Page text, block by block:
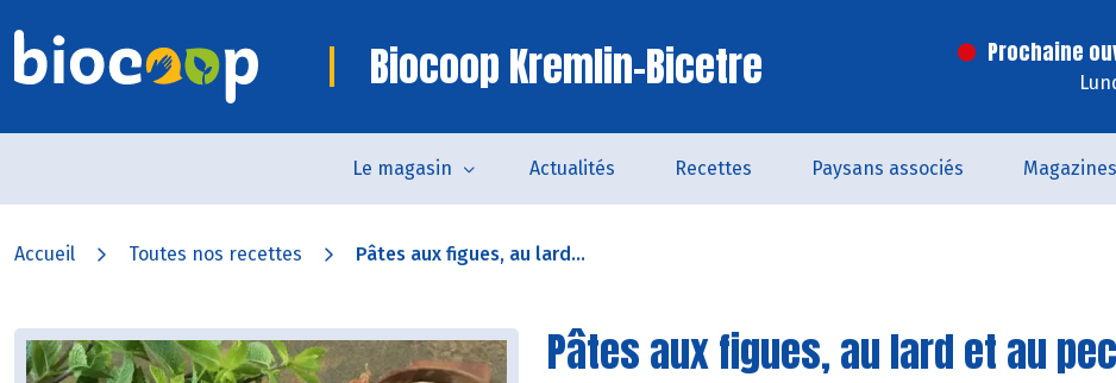
Biocoop Kremlin-Bicetre Prochaine
Le magasin Actualités Recettes Paysans associés Magazines
Accueil Toutes nos recettes Pâtes aux figues, au lard...
Pâtes aux figues, au lard et au